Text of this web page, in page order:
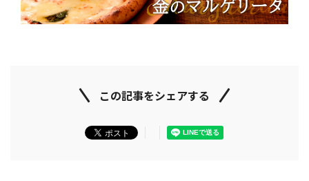
この記事をシェアする